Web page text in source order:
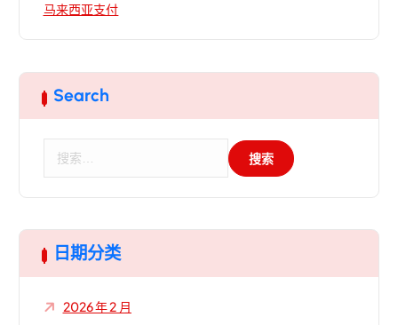
马来西亚支付
Search
日期分类
2026 年 2 月